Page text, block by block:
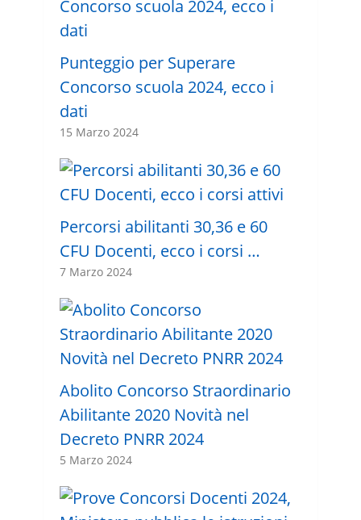
Punteggio per Superare
Concorso scuola 2024, ecco i
dati
15 Marzo 2024
Percorsi abilitanti 30,36 e 60
CFU Docenti, ecco i corsi …
7 Marzo 2024
Abolito Concorso Straordinario
Abilitante 2020 Novità nel
Decreto PNRR 2024
5 Marzo 2024